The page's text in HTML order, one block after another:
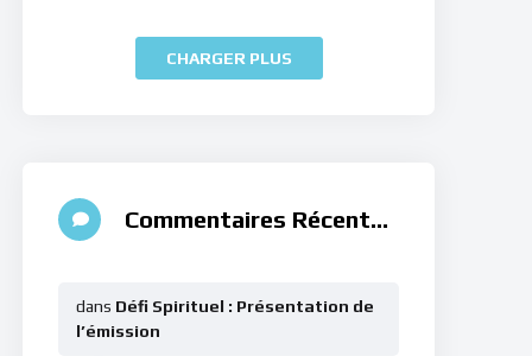
CHARGER PLUS
Commentaires Récents
dans Défi Spirituel : Présentation de
l’émission